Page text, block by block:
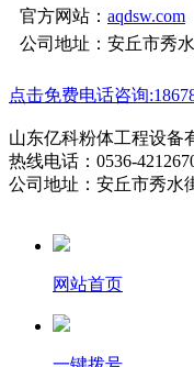
官方网站： aqdsw.com
公司地址：安丘市秀
点击免费电话咨询
山东亿科粉体工程设
热线电话：0536-
公司地址：安丘市秀水
网站首页